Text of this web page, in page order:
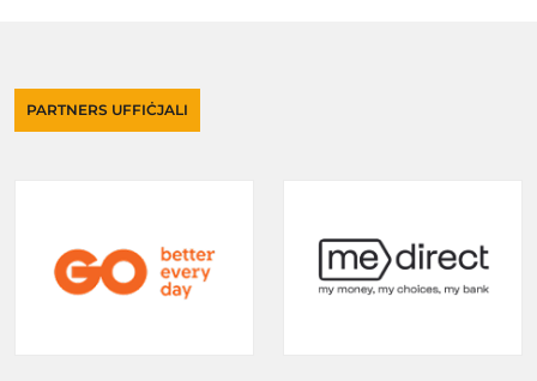
PARTNERS UFFIĊJALI